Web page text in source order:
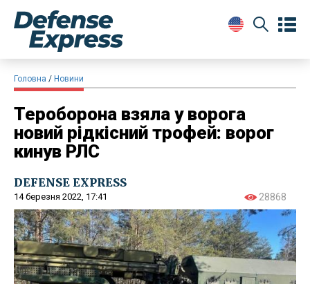
Головна Новини
Тероборона взяла у ворога
новий рідкісний трофей: ворог
кинув РЛС
DEFENSE EXPRESS
14 березня 2022, 17:41 28868